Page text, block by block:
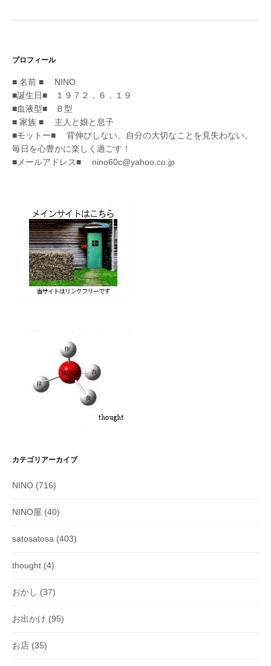
プロフィール
■ 名前 ■ NINO
■誕生日■ １９７２．６．１９
■血液型■ Ｂ型
■ 家族 ■ 主人と娘と息子
■モットー■ 背伸びしない。自分の大切なことを見失わない。
毎日を心豊かに楽しく過ごす！
■メールアドレス■ nino60c@yahoo.co.jp
カテゴリアーカイブ
NINO (716)
NINO屋 (40)
satosatosa (403)
thought (4)
おかし (37)
お出かけ (95)
お店 (35)